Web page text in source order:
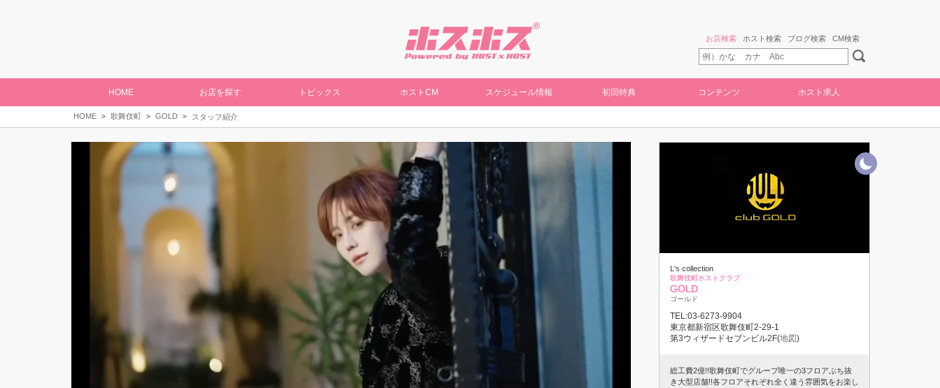
お店検索 ホスト検索 ブログ検索 CM検索
HOME お店を探す トピックス ホストCM スケジュール情報 初回特典 コンテンツ ホスト求人
HOME 歌舞伎町 GOLD スタッフ紹介
L's collection
歌舞伎町ホストクラブ
GOLD
ゴールド
TEL:03-6273-9904
東京都新宿区歌舞伎町2-29-1
第3ウィザードセブンビル2F(地図)
総工費2億!!歌舞伎町でグループ唯一の3フロアぶち抜
き大型店舗!!各フロアそれぞれ全く違う雰囲気をお楽し